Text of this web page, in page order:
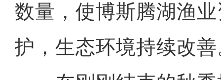
数量，使博斯腾湖渔
护，生态环境持续改